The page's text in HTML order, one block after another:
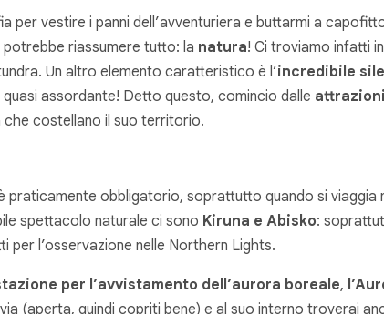
per vestire i panni dell’avventuriera e buttarmi a
potrebbe riassumere tutto: la natura! Ci troviamo infatti
Un altro elemento caratteristico è l’incredibile
assordante! Detto questo, comincio dalle
costellano il suo territorio.
praticamente obbligatorio, soprattutto quando si
spettacolo naturale ci sono Kiruna e Abisko:
per l’osservazione nelle Northern Lights.
per l’avvistamento dell’aurora boreale,
(aperta, quindi copriti bene) e al suo interno troverai